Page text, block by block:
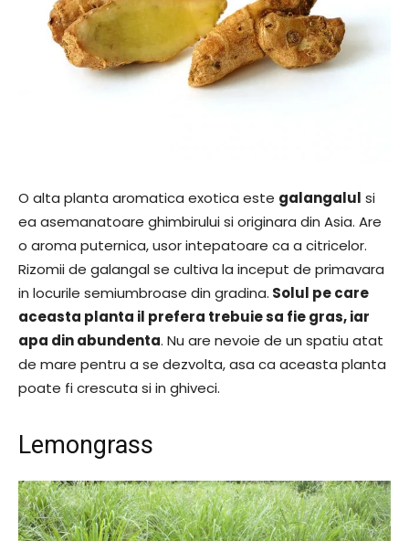
O alta planta aromatica exotica este galangalul si
ea asemanatoare ghimbirului si originara din Asia. Are
o aroma puternica, usor intepatoare ca a citricelor.
Rizomii de galangal se cultiva la inceput de primavara
in locurile semiumbroase din gradina. Solul pe care
aceasta planta il prefera trebuie sa fie gras, iar
apa din abundenta. Nu are nevoie de un spatiu atat
de mare pentru a se dezvolta, asa ca aceasta planta
poate fi crescuta si in ghiveci.
Lemongrass